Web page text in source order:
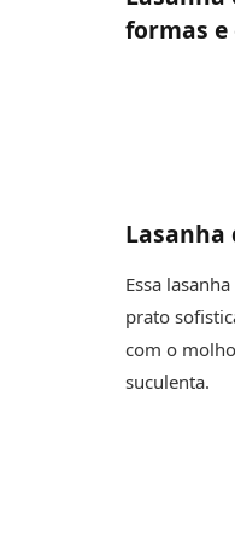
formas e
Lasanha
Essa
prato
com o
suculenta.